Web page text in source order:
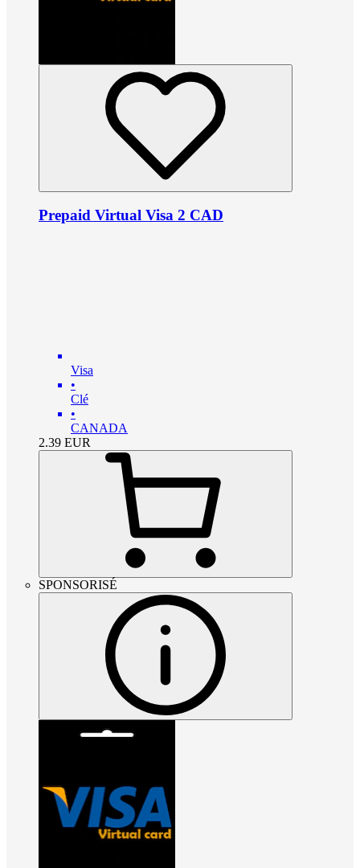
Prepaid Virtual Visa 2 CAD
Visa
•
Clé
•
CANADA
2.39 EUR
SPONSORISÉ